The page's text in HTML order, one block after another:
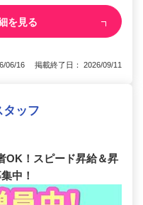
を見る
06/16 掲載終了日： 2026/09/11
タッフ
OK！スピード昇給＆昇
中！